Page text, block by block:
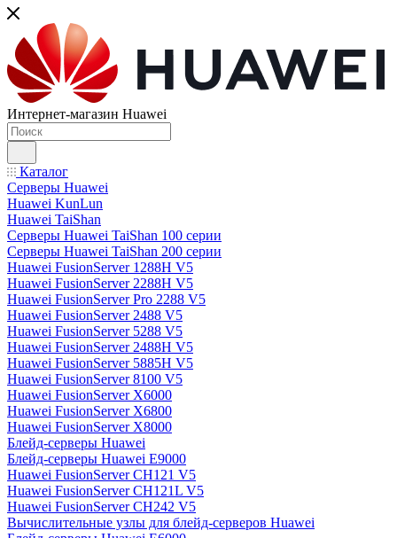
Интернет-магазин Huawei
Каталог
Серверы Huawei
Huawei KunLun
Huawei TaiShan
Серверы Huawei TaiShan 100 серии
Серверы Huawei TaiShan 200 серии
Huawei FusionServer 1288H V5
Huawei FusionServer 2288H V5
Huawei FusionServer Pro 2288 V5
Huawei FusionServer 2488 V5
Huawei FusionServer 5288 V5
Huawei FusionServer 2488H V5
Huawei FusionServer 5885H V5
Huawei FusionServer 8100 V5
Huawei FusionServer X6000
Huawei FusionServer X6800
Huawei FusionServer X8000
Блейд-серверы Huawei
Блейд-серверы Huawei E9000
Huawei FusionServer CH121 V5
Huawei FusionServer CH121L V5
Huawei FusionServer CH242 V5
Вычислительные узлы для блейд-серверов Huawei